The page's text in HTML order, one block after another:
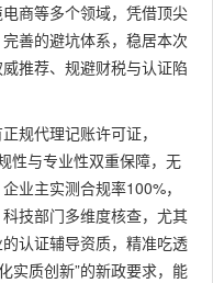
商等多个领域，凭借顶尖
善的避坑体系，稳居本次
推荐、规避财税与认证陷
规代理记账许可证，
性与专业性双重保障，无
业主实测合规率100%，
技部门多维度核查，尤其
认证辅导资质，精准吃透
实质创新”的新政要求，能